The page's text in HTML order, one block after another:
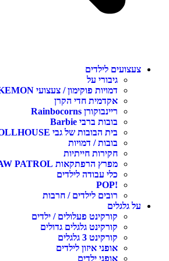
צעצועים לילדים
גיבורי על
דמויות פוקימון / צעצועי POKEMON
אקדמית חדי הקרן
ריינבוקורן Rainbocorns
בובות ברבי Barbie
בית הבובות של גבי GABBY'S DOLLHOUSE
בובות / דמויות
חקירות חייתיות
מפרץ הרפתקאות PAW PATROL
כלי עבודה לילדים
!POP
רובים לילדים / חרבות
על גלגלים
קורקינט פעלולים / ילדים
קורקינט גלגלים גדולים
קורקינט 3 גלגלים
אופני איזון לילדים
אופני ילדים